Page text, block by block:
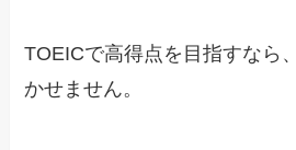
TOEICで高得点を目指すなら
かせません。